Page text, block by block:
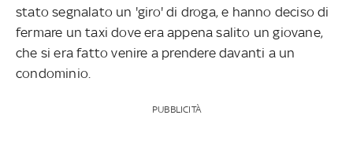
stato segnalato un 'giro' di droga, e hanno deciso di
fermare un taxi dove era appena salito un giovane,
che si era fatto venire a prendere davanti a un
condominio.
PUBBLICITÀ